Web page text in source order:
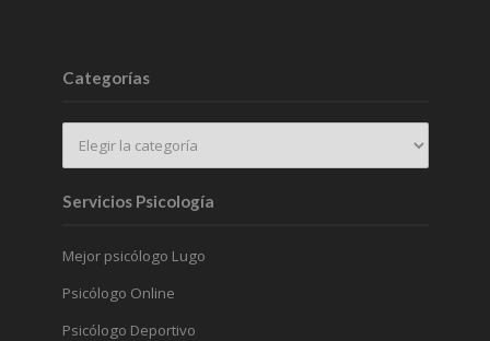
Categorías
Servicios Psicología
Mejor psicólogo Lugo
Psicólogo Online
Psicólogo Deportivo